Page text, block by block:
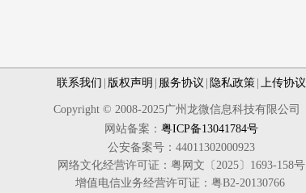
联系我们 版权声明 服务协议 隐私政策 上传协议
Copyright © 2008-2025广州龙微信息科技有限公司
网站备案： 粤ICP备13041784号
公安备案号：44011302000923
网络文化经营许可证：粤网文〔2025〕1693-158号
增值电信业务经营许可证：粤B2-20130766